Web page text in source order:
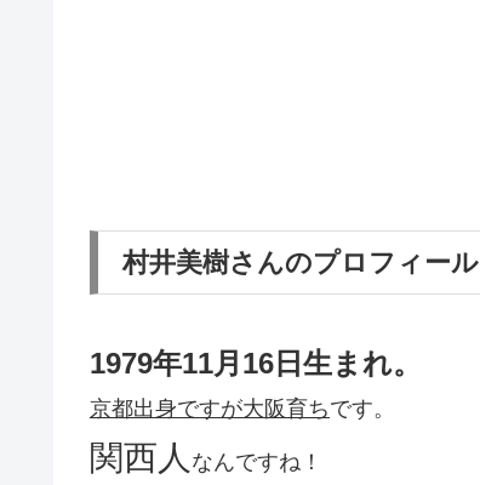
村井美樹さんのプロフィール
1979年11月16日生まれ。
京都出身ですが大阪育ちです。
関西人 なんですね！